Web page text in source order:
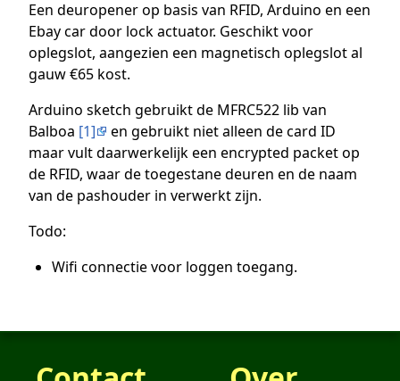
Een deuropener op basis van RFID, Arduino en een
Ebay car door lock actuator. Geschikt voor
oplegslot, aangezien een magnetisch oplegslot al
gauw €65 kost.
Arduino sketch gebruikt de MFRC522 lib van
Balboa [1]
en gebruikt niet alleen de card ID
maar vult daarwerkelijk een encrypted packet op
de RFID, waar de toegestane deuren en de naam
van de pashouder in verwerkt zijn.
Todo:
Wifi connectie voor loggen toegang.